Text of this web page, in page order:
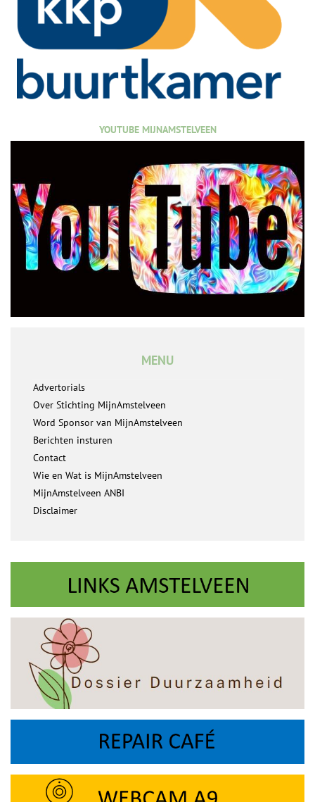
YOUTUBE MIJNAMSTELVEEN
MENU
Advertorials
Over Stichting MijnAmstelveen
Word Sponsor van MijnAmstelveen
Berichten insturen
Contact
Wie en Wat is MijnAmstelveen
MijnAmstelveen ANBI
Disclaimer